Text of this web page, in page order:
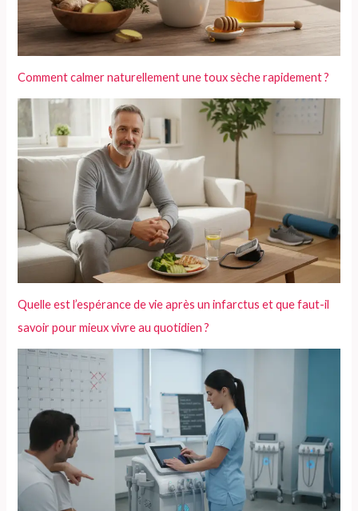
:
Comment calmer naturellement une toux sèche rapidement ?
Quelle est l’espérance de vie après un infarctus et que faut-il
savoir pour mieux vivre au quotidien ?